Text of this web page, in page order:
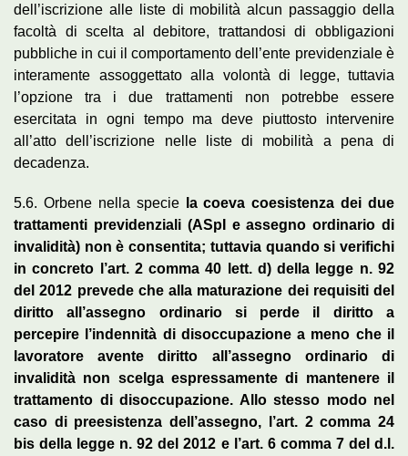
dell’iscrizione alle liste di mobilità alcun passaggio della
facoltà di scelta al debitore, trattandosi di obbligazioni
pubbliche in cui il comportamento dell’ente previdenziale è
interamente assoggettato alla volontà di legge, tuttavia
l’opzione tra i due trattamenti non potrebbe essere
esercitata in ogni tempo ma deve piuttosto intervenire
all’atto dell’iscrizione nelle liste di mobilità a pena di
decadenza.
5.6. Orbene nella speciela coeva coesistenza dei due
trattamenti previdenziali (ASpI e assegno ordinario di
invalidità) non è consentita; tuttavia quando si verifichi
in concreto l’art. 2 comma 40 lett. d) della legge n. 92
del 2012 prevede che alla maturazione dei requisiti del
diritto all’assegno ordinario si perde il diritto a
percepire l’indennità di disoccupazione a meno che il
lavoratore avente diritto all’assegno ordinario di
invalidità non scelga espressamente di mantenere il
trattamento di disoccupazione. Allo stesso modo nel
caso di preesistenza dell’assegno, l’art. 2 comma 24
bis della legge n. 92 del 2012 e l’art. 6 comma 7 del d.l.